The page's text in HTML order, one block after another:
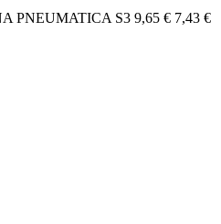
PNEUMATICA S3 9,65 € 7,43 €